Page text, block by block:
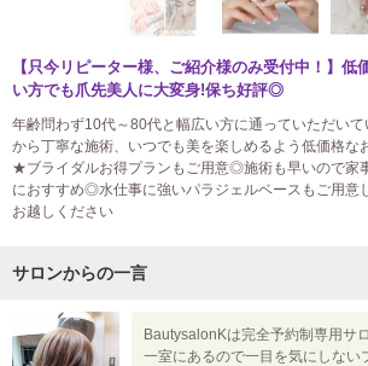
【只今リピーター様、ご紹介様のみ受付中！】低
い方でも爪先美人に大変身!保ち好評◎
年齢問わず10代～80代と幅広い方に通っていただい
から丁寧な施術、いつでも美を楽しめるよう低価格な
★ブライダルお得プランもご用意◎施術も早いので家
におすすめ◎水仕事に強いパラジェルベースもご用意
お越しください
サロンからの一言
BautysalonKは完全予約制専用サ
一室にあるので一目を気にしない